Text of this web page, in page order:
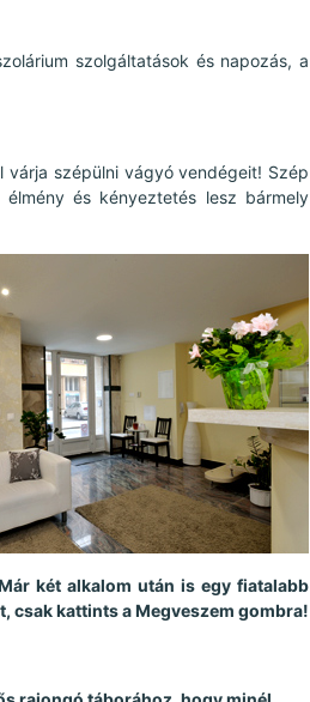
szolgáltatások és napozás, a
várja szépülni vágyó vendégeit! Szép
és kényeztetés lesz bármely
két alkalom után is egy fiatalabb
csak kattints a Megveszem gombra!